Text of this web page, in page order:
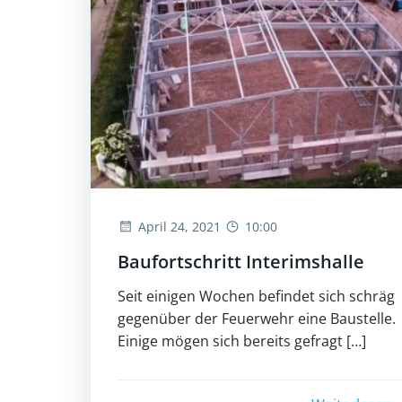
April 24, 2021 10:00
Baufortschritt Interimshalle
Seit einigen Wochen befindet sich schräg
gegenüber der Feuerwehr eine Baustelle.
Einige mögen sich bereits gefragt […]